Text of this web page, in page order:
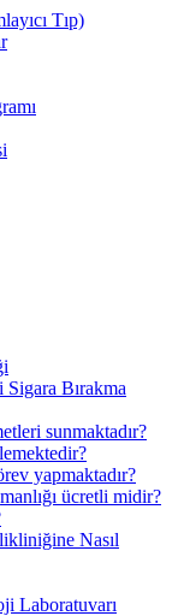
Tıp)
Bırakma
sunmaktadır?
yapmaktadır?
ücretli midir?
Nasıl
Laboratuvarı